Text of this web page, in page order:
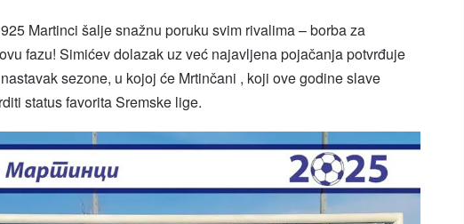
Martinci šalje snažnu poruku svim rivalima – borba za
fazu! Simićev dolazak uz već najavljena pojačanja potvrđuje
sezone, u kojoj će Mrtinčani , koji ove godine slave
status favorita Sremske lige.